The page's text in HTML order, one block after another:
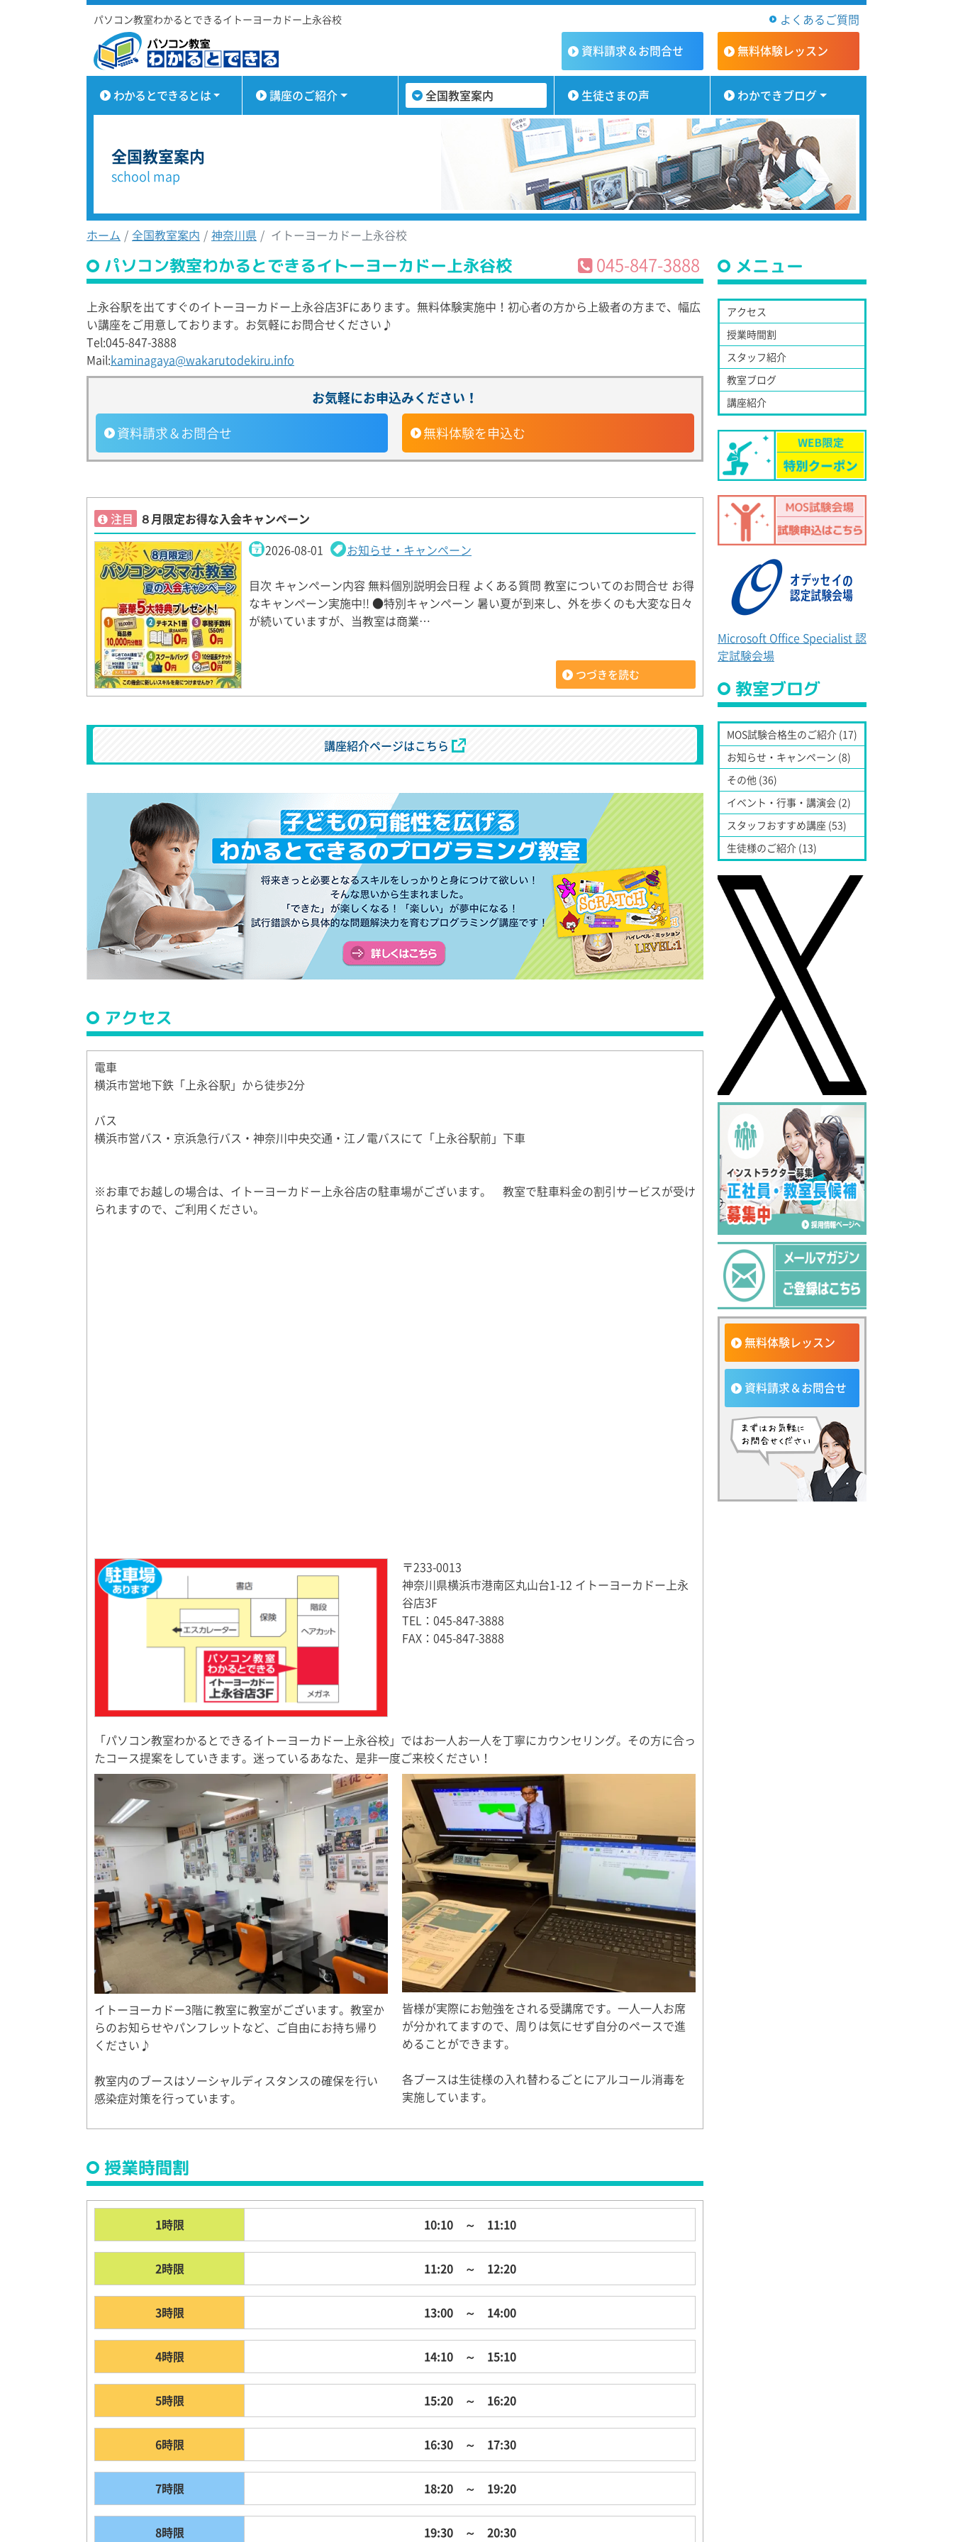
パソコン教室わかるとできるイトーヨーカドー上永谷校
よくあるご質問
資料請求＆お問合せ 無料体験レッスン
わかるとできるとは 講座のご紹介 全国教室案内 生徒さまの声 わかできブログ
全国教室案内
school map
ホーム 全国教室案内 神奈川県 イトーヨーカドー上永谷校
パソコン教室わかるとできるイトーヨーカドー上永谷校 045-847-3888
上永谷駅を出てすぐのイトーヨーカドー上永谷店3Fにあります。無料体験実施中！初心者の方から上級者の方まで、幅広
い講座をご用意しております。お気軽にお問合せください♪
Tel:045-847-3888
Mail:kaminagaya@wakarutodekiru.info
お気軽にお申込みください！
資料請求＆お問合せ 無料体験を申込む
注目 ８月限定お得な入会キャンペーン
2026-08-01
お知らせ・キャンペーン
目次 キャンペーン内容 無料個別説明会日程 よくある質問 教室についてのお問合せ お得
なキャンペーン実施中!! ●特別キャンペーン 暑い夏が到来し、外を歩くのも大変な日々
が続いていますが、当教室は商業…
つづきを読む
講座紹介ページはこちら
アクセス
電車
横浜市営地下鉄「上永谷駅」から徒歩2分
バス
横浜市営バス・京浜急行バス・神奈川中央交通・江ノ電バスにて「上永谷駅前」下車
※お車でお越しの場合は、イトーヨーカドー上永谷店の駐車場がございます。 教室で駐車料金の割引サービスが受け
られますので、ご利用ください。
〒233-0013
神奈川県横浜市港南区丸山台1-12 イトーヨーカドー上永
谷店3F
TEL： 045-847-3888
FAX：045-847-3888
「パソコン教室わかるとできるイトーヨーカドー上永谷校」ではお一人お一人を丁寧にカウンセリング。その方に合っ
たコース提案をしていきます。迷っているあなた、是非一度ご来校ください！
イトーヨーカドー3階に教室に教室がございます。教室か
らのお知らせやパンフレットなど、ご自由にお持ち帰り
ください♪
教室内のブースはソーシャルディスタンスの確保を行い
感染症対策を行っています。
皆様が実際にお勉強をされる受講席です。一人一人お席
が分かれてますので、周りは気にせず自分のペースで進
めることができます。
各ブースは生徒様の入れ替わるごとにアルコール消毒を
実施しています。
授業時間割
1時限 10:10 ～ 11:10
2時限 11:20 ～ 12:20
3時限 13:00 ～ 14:00
4時限 14:10 ～ 15:10
5時限 15:20 ～ 16:20
6時限 16:30 ～ 17:30
7時限 18:20 ～ 19:20
8時限 19:30 ～ 20:30
メニュー
アクセス
授業時間割
スタッフ紹介
教室ブログ
講座紹介
Microsoft Office Specialist 認
定試験会場
教室ブログ
MOS試験合格生のご紹介 (17)
お知らせ・キャンペーン (8)
その他 (36)
イベント・行事・講演会 (2)
スタッフおすすめ講座 (53)
生徒様のご紹介 (13)
無料体験レッスン
資料請求＆お問合せ